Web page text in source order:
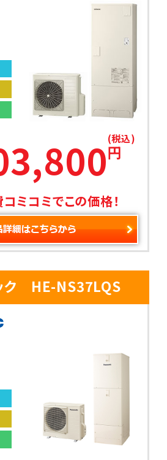
円
(税込)
ミコミでこの価格！
ク HE-NS37LQS